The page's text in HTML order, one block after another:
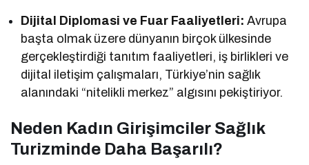
Dijital Diplomasi ve Fuar Faaliyetleri: Avrupa
başta olmak üzere dünyanın birçok ülkesinde
gerçekleştirdiği tanıtım faaliyetleri, iş birlikleri ve
dijital iletişim çalışmaları, Türkiye’nin sağlık
alanındaki “nitelikli merkez” algısını pekiştiriyor.
Neden Kadın Girişimciler Sağlık
Turizminde Daha Başarılı?